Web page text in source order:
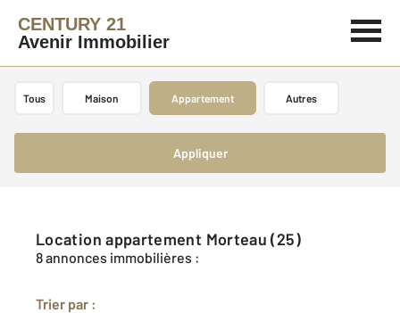
CENTURY 21
Avenir Immobilier
Tous Maison Appartement Autres
Appliquer
Location appartement Morteau (25)
8 annonces immobilières :
Trier par :